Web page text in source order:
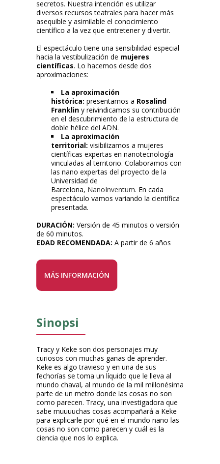
secretos. Nuestra intención es utilizar
diversos recursos teatrales para hacer más
asequible y asimilable el conocimiento
científico a la vez que entretener y divertir.
El espectáculo tiene una sensibilidad especial
hacia la vestibulización de mujeres
científicas. Lo hacemos desde dos
aproximaciones:
La aproximación
histórica: presentamos a Rosalind
Franklin y reivindicamos su contribución
en el descubrimiento de la estructura de
doble hélice del ADN.
La aproximación
territorial: visibilizamos a mujeres
científicas expertas en nanotecnología
vinculadas al territorio. Colaboramos con
las nano expertas del proyecto de la
Universidad de
Barcelona, NanoInventum. En cada
espectáculo vamos variando la científica
presentada.
DURACIÓN: Versión de 45 minutos o versión
de 60 minutos.
EDAD RECOMENDADA: A partir de 6 años
MÁS INFORMACIÓN
Sinopsi
Tracy y Keke son dos personajes muy
curiosos con muchas ganas de aprender.
Keke es algo travieso y en una de sus
fechorías se toma un líquido que le lleva al
mundo chaval, al mundo de la mil millonésima
parte de un metro donde las cosas no son
como parecen. Tracy, una investigadora que
sabe muuuuchas cosas acompañará a Keke
para explicarle por qué en el mundo nano las
cosas no son como parecen y cuál es la
ciencia que nos lo explica.